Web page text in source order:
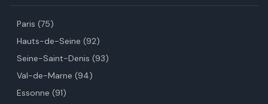
Paris (75)
Hauts-de-Seine (92)
Seine-Saint-Denis (93)
Val-de-Marne (94)
Essonne (91)